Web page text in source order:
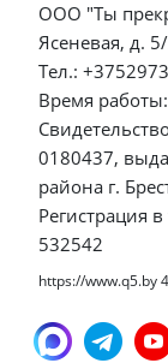
ООО "Ты
Ясеневая, д.
Тел.:
Время
0180437,
района г.
Регистрация
532542
https://www.q5.by